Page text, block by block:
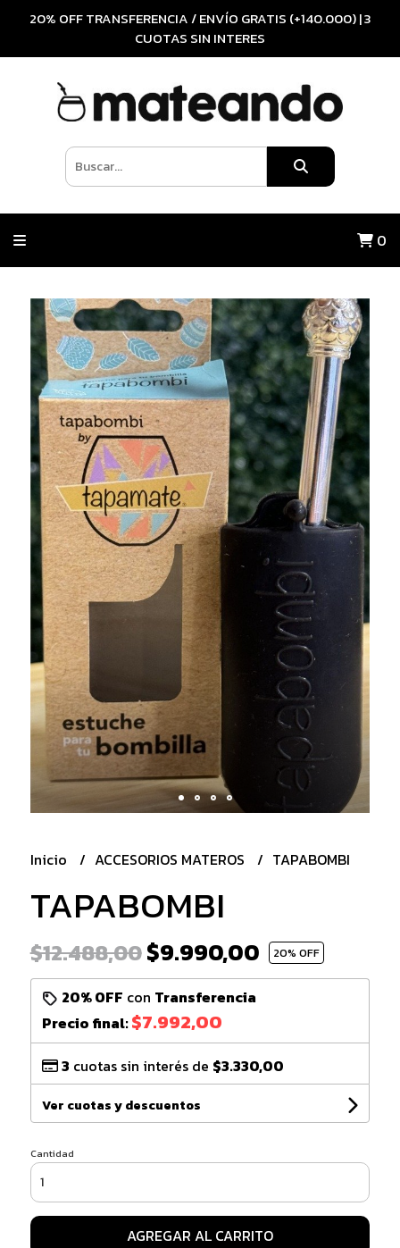
20% OFF TRANSFERENCIA / ENVÍO GRATIS (+140.000) | 3
CUOTAS SIN INTERES
0
Inicio ACCESORIOS MATEROS TAPABOMBI
TAPABOMBI
$12.488,00$9.990,00 20% OFF
20% OFF con Transferencia
Precio final:$7.992,00
3 cuotas sin interés de $3.330,00
Ver cuotas y descuentos
Cantidad
AGREGAR AL CARRITO